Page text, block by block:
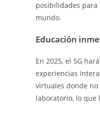
posibilidades para
mundo.
Educación
En 2025, el 5G
experiencias
virtuales donde no
laboratorio, lo que